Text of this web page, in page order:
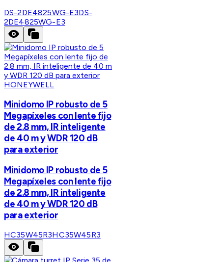
DS-2DE4825WG-E3DS-
2DE4825WG-E3
HONEYWELL
Minidomo IP robusto de 5
Megapíxeles con lente fijo
de 2.8 mm, IR inteligente
de 40 m y WDR 120 dB
para exterior
Minidomo IP robusto de 5
Megapíxeles con lente fijo
de 2.8 mm, IR inteligente
de 40 m y WDR 120 dB
para exterior
HC35W45R3HC35W45R3